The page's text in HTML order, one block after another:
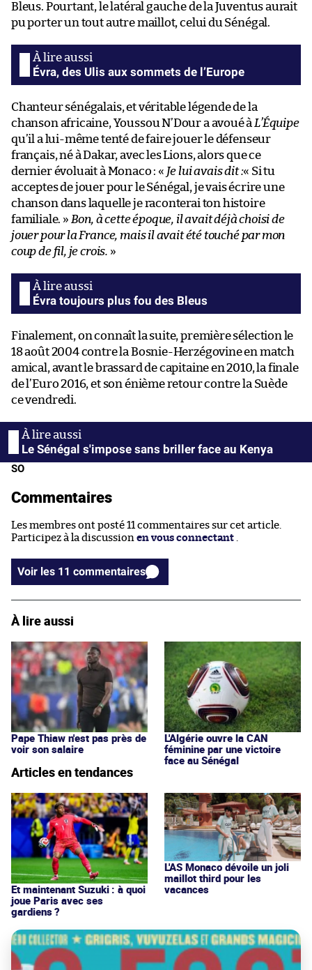
Bleus. Pourtant, le latéral gauche de la Juventus aurait
pu porter un tout autre maillot, celui du Sénégal.
Évra, des Ulis aux sommets de l’Europe
Chanteur sénégalais, et véritable légende de la
chanson africaine, Youssou N’Dour a avoué à L’Équipe
qu’il a lui-même tenté de faire jouer le défenseur
français, né à Dakar, avec les Lions, alors que ce
dernier évoluait à Monaco : « Je lui avais dit :« Si tu
acceptes de jouer pour le Sénégal, je vais écrire une
chanson dans laquelle je raconterai ton histoire
familiale. » Bon, à cette époque, il avait déjà choisi de
jouer pour la France, mais il avait été touché par mon
coup de fil, je crois. »
Évra toujours plus fou des Bleus
Finalement, on connaît la suite, première sélection le
18 août 2004 contre la Bosnie-Herzégovine en match
amical, avant le brassard de capitaine en 2010, la finale
de l’Euro 2016, et son énième retour contre la Suède
ce vendredi.
Le Sénégal s'impose sans briller face au Kenya
SO
Commentaires
Les membres ont posté 11 commentaires sur cet article.
Participez à la discussion en vous connectant .
Voir les 11 commentaires
À lire aussi
Pape Thiaw n'est pas près de
voir son salaire
L'Algérie ouvre la CAN
féminine par une victoire
face au Sénégal
Articles en tendances
Et maintenant Suzuki : à quoi
joue Paris avec ses
gardiens ?
L'AS Monaco dévoile un joli
maillot third pour les
vacances